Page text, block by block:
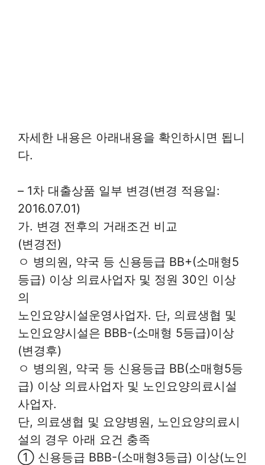
자세한 내용은 아래내용을 확인하시면 됩니
다.
– 1차 대출상품 일부 변경(변경 적용일:
2016.07.01)
가. 변경 전후의 거래조건 비교
(변경전)
ㅇ 병의원, 약국 등 신용등급 BB+(소매형5
등급) 이상 의료사업자 및 정원 30인 이상
의
노인요양시설운영사업자. 단, 의료생협 및
노인요양시설은 BBB-(소매형 5등급)이상
(변경후)
ㅇ 병의원, 약국 등 신용등급 BB(소매형5등
급) 이상 의료사업자 및 노인요양의료시설
사업자.
단, 의료생협 및 요양병원, 노인요양의료시
설의 경우 아래 요건 충족
① 신용등급 BBB-(소매형3등급) 이상(노인